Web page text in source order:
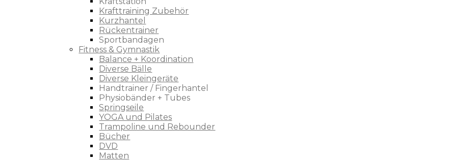
Krafttraining Zubehör
Kurzhantel
Rückentrainer
Sportbandagen
Fitness & Gymnastik
Balance + Koordination
Diverse Bälle
Diverse Kleingeräte
Handtrainer / Fingerhantel
Physiobänder + Tubes
Springseile
YOGA und Pilates
Trampoline und Rebounder
Bücher
DVD
Matten